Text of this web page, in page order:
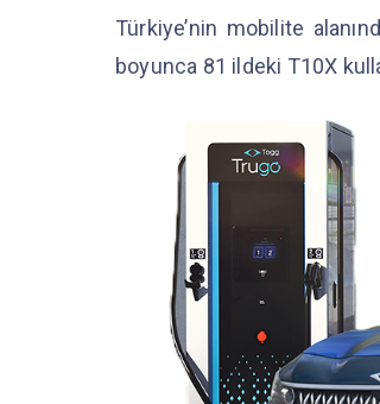
Türkiye’nin mobilite
boyunca 81 ildeki T10X